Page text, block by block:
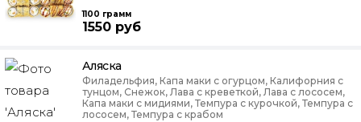
1100 грамм
1550 руб
Аляска
Филадельфия, Капа маки с огурцом, Калифорния с
тунцом, Снежок, Лава с креветкой, Лава с лососем,
Капа маки с мидиями, Темпура с курочкой, Темпура с
лососем, Темпура с крабом